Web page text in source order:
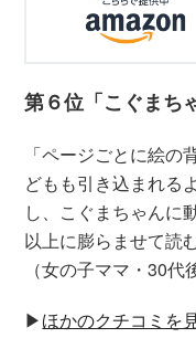
第６位「こぐまち
「ページごとに絵
どもも引き込まれる
し、こぐまちゃんに
以上に膨らませて読
（女の子ママ・30代
▶︎ほかのクチコミを